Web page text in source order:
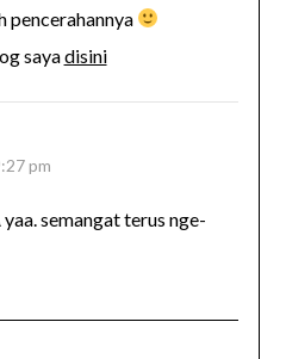
pencerahannya
sayadisini
pm
semangat terus nge-